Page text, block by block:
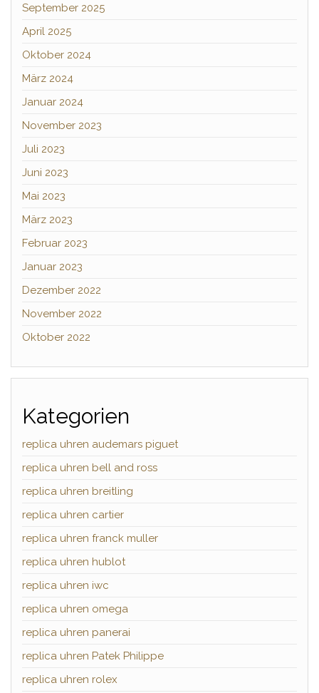
September 2025
April 2025
Oktober 2024
März 2024
Januar 2024
November 2023
Juli 2023
Juni 2023
Mai 2023
März 2023
Februar 2023
Januar 2023
Dezember 2022
November 2022
Oktober 2022
Kategorien
replica uhren audemars piguet
replica uhren bell and ross
replica uhren breitling
replica uhren cartier
replica uhren franck muller
replica uhren hublot
replica uhren iwc
replica uhren omega
replica uhren panerai
replica uhren Patek Philippe
replica uhren rolex